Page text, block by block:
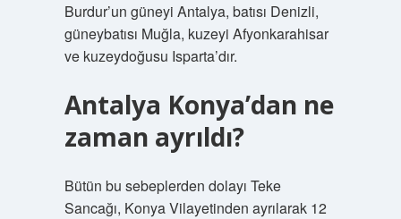
Burdur’un güneyi Antalya, batısı Denizli,
güneybatısı Muğla, kuzeyi Afyonkarahisar
ve kuzeydoğusu Isparta’dır.
Antalya Konya’dan ne
zaman ayrıldı?
Bütün bu sebeplerden dolayı Teke
Sancağı, Konya Vilayetinden ayrılarak 12